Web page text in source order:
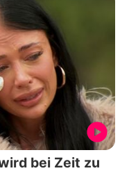
bei Zeit zu